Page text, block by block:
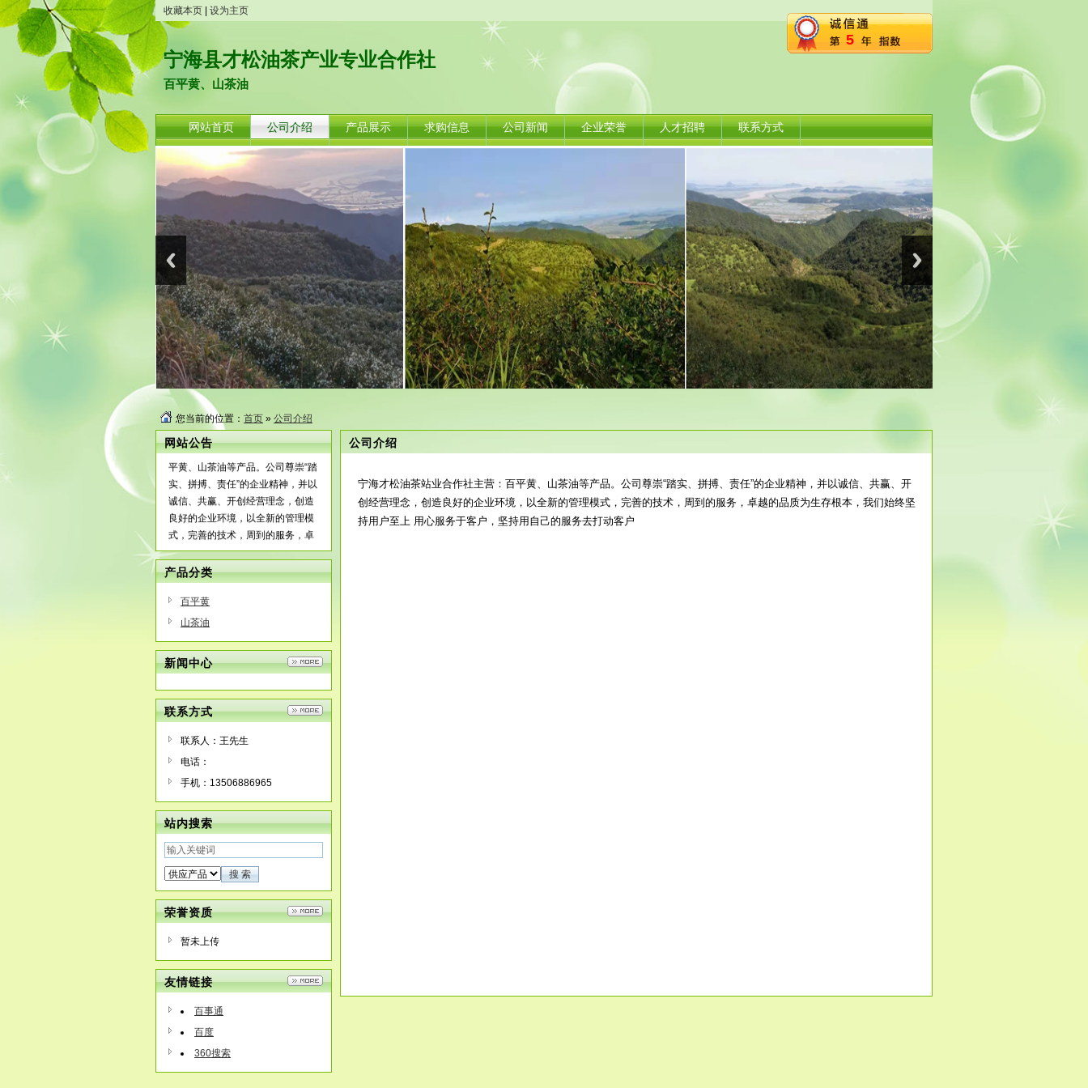
收藏本页 设为主页
5
宁海县才松油茶产业专业合作社
百平黄、山茶油
网站首页 公司介绍 产品展示 求购信息 公司新闻 企业荣誉 人才招聘 联系方式
您当前的位置： 首页 » 公司介绍
网站公告
宁海才松油茶站业合作社主营：百
平黄、山茶油等产品。公司尊崇“踏
实、拼搏、责任”的企业精神，并以
诚信、共赢、开创经营理念，创造
良好的企业环境，以全新的管理模
式，完善的技术，周到的服务，卓
持用户至上 用心服务于客户，坚持
用自己的服务去打动客户
产品分类
百平黄
山茶油
新闻中心
联系方式
联系人：王先生
电话：
手机：13506886965
站内搜索
荣誉资质
暂未上传
友情链接
百事通
百度
360搜索
公司介绍
宁海才松油茶站业合作社主营：百平黄、山茶油等产品。公司尊崇“踏实、拼搏、责任”的企业精神，并以诚信、共赢、开
创经营理念，创造良好的企业环境，以全新的管理模式，完善的技术，周到的服务，卓越的品质为生存根本，我们始终坚
持用户至上 用心服务于客户，坚持用自己的服务去打动客户